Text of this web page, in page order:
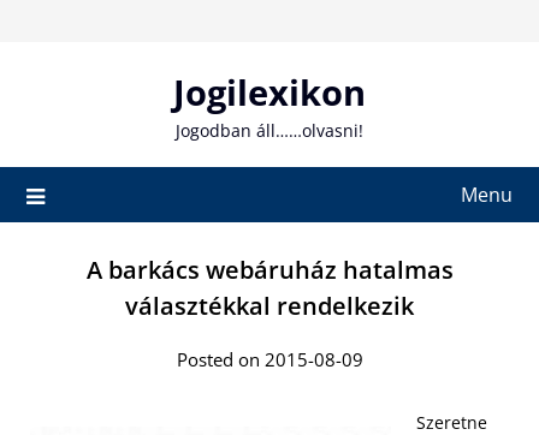
Jogilexikon
Jogodban áll……olvasni!
Menu
A barkács webáruház hatalmas
választékkal rendelkezik
Posted on 2015-08-09
Szeretne